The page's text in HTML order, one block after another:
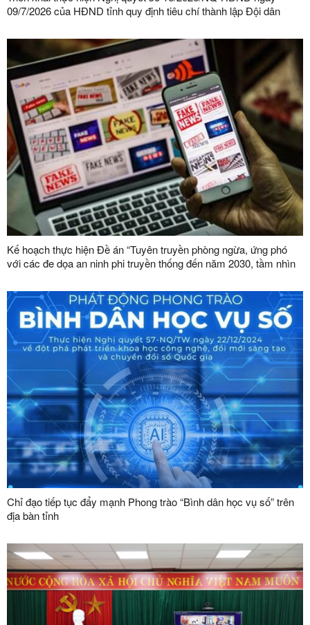
09/7/2026 của HĐND tỉnh quy định tiêu chí thành lập Đội dân
bàn tỉnh
Kế hoạch thực hiện Đề án “Tuyên truyền phòng ngừa, ứng phó
với các đe dọa an ninh phi truyền thống đến năm 2030, tầm nhìn
Chỉ đạo tiếp tục đẩy mạnh Phong trào “Bình dân học vụ số” trên
địa bàn tỉnh